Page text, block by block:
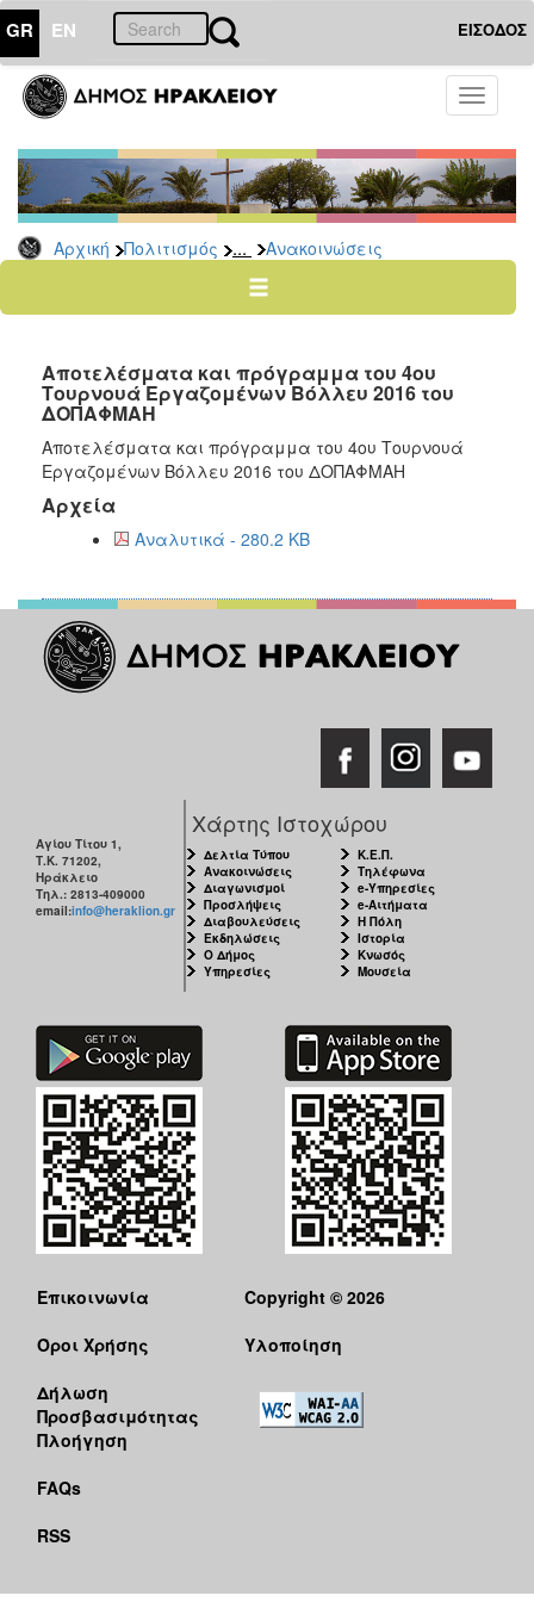
GR EN ΕΙΣΟΔΟΣ
Toggle
Αρχική Πολιτισμός ... Ανακοινώσεις
ΠΟΛΙΤΙΣΜΟΣ
Ποδήλατα
ΤΟΠΟΣ
ΔΗΜΟΣ
ΑΝΘΕΚΤΙΚΗ
ΠΟΛΗ
Αποτελέσματα και πρόγραμμα του 4ου
Τουρνουά Εργαζομένων Βόλλευ 2016 του
ΔΟΠΑΦΜΑΗ
Αποτελέσματα και πρόγραμμα του 4ου Τουρνουά
Εργαζομένων Βόλλευ 2016 του ΔΟΠΑΦΜΑΗ
Αρχεία
Αναλυτικά - 280.2 KB
Αγίου Τίτου 1,
Τ.Κ. 71202,
Ηράκλειο
Τηλ.: 2813-409000
email:info@heraklion.gr
Χάρτης Ιστοχώρου
Δελτία Τύπου
Ανακοινώσεις
Διαγωνισμοί
Προσλήψεις
Διαβουλεύσεις
Εκδηλώσεις
Ο Δήμος
Υπηρεσίες
Κ.Ε.Π.
Τηλέφωνα
e-Υπηρεσίες
e-Αιτήματα
Η Πόλη
Ιστορία
Κνωσός
Μουσεία
Επικοινωνία
Όροι Χρήσης
Δήλωση
Προσβασιμότητας
Πλοήγηση
FAQs
RSS
Copyright © 2026
Υλοποίηση